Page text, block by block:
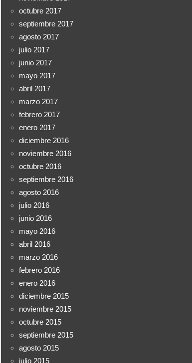
octubre 2017
septiembre 2017
agosto 2017
julio 2017
junio 2017
mayo 2017
abril 2017
marzo 2017
febrero 2017
enero 2017
diciembre 2016
noviembre 2016
octubre 2016
septiembre 2016
agosto 2016
julio 2016
junio 2016
mayo 2016
abril 2016
marzo 2016
febrero 2016
enero 2016
diciembre 2015
noviembre 2015
octubre 2015
septiembre 2015
agosto 2015
julio 2015